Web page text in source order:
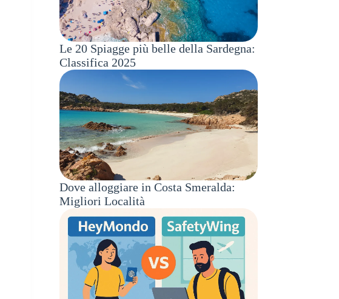
Le 20 Spiagge più belle della Sardegna:
Classifica 2025
Dove alloggiare in Costa Smeralda:
Migliori Località